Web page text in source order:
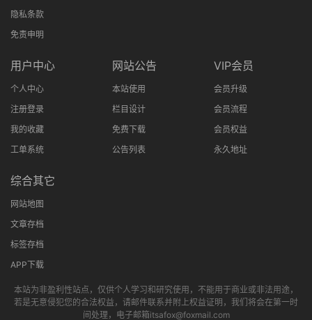
隐私条款
免责申明
用户中心
个人中心
注册登录
我的收藏
工单系统
网站公告
本站使用
栏目设计
免费下载
公告列表
VIP会员
会员升级
会员流程
会员权益
永久地址
综合其它
网站地图
文章存档
标签存档
APP下载
本站为非盈利性站点，仅供个人学习和研究使用，不能用于商业或非法用途，
若是无意侵犯您的合法权益，请邮件联系并附上权益证明，我们将会在第一时
间处理，电子邮箱itsafox@foxmail.com